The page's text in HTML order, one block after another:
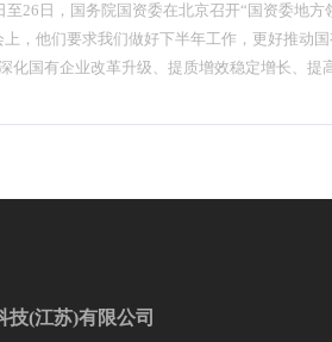
至26日，国务院国资委在北京召开“国资委地
上，他们要求我们做好下半年工作，更好推动
化国有企业改革升级、提质增效稳定增长、提
技(江苏)有限公司